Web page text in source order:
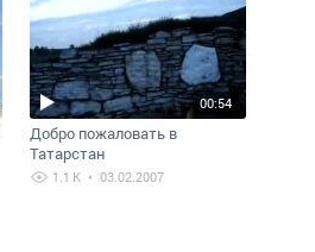
00:54
Добро пожаловать в
Татарстан
1.1 K • 03.02.2007